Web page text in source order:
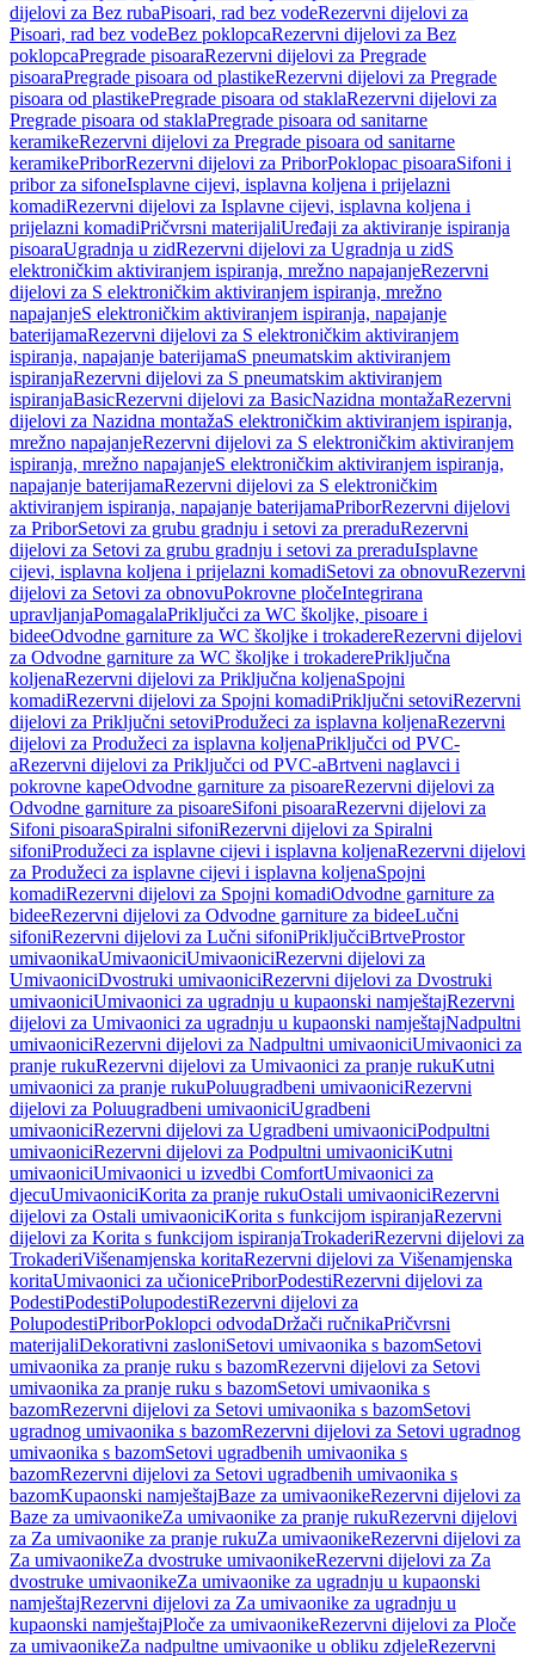
dijelovi za Bez rubaPisoari, rad bez vodeRezervni dijelovi za
Pisoari, rad bez vodeBez poklopcaRezervni dijelovi za Bez
poklopcaPregrade pisoaraRezervni dijelovi za Pregrade
pisoaraPregrade pisoara od plastikeRezervni dijelovi za Pregrade
pisoara od plastikePregrade pisoara od staklaRezervni dijelovi za
Pregrade pisoara od staklaPregrade pisoara od sanitarne
keramikeRezervni dijelovi za Pregrade pisoara od sanitarne
keramikePriborRezervni dijelovi za PriborPoklopac pisoaraSifoni i
pribor za sifoneIsplavne cijevi, isplavna koljena i prijelazni
komadiRezervni dijelovi za Isplavne cijevi, isplavna koljena i
prijelazni komadiPričvrsni materijaliUređaji za aktiviranje ispiranja
pisoaraUgradnja u zidRezervni dijelovi za Ugradnja u zidS
elektroničkim aktiviranjem ispiranja, mrežno napajanjeRezervni
dijelovi za S elektroničkim aktiviranjem ispiranja, mrežno
napajanjeS elektroničkim aktiviranjem ispiranja, napajanje
baterijamaRezervni dijelovi za S elektroničkim aktiviranjem
ispiranja, napajanje baterijamaS pneumatskim aktiviranjem
ispiranjaRezervni dijelovi za S pneumatskim aktiviranjem
ispiranjaBasicRezervni dijelovi za BasicNazidna montažaRezervni
dijelovi za Nazidna montažaS elektroničkim aktiviranjem ispiranja,
mrežno napajanjeRezervni dijelovi za S elektroničkim aktiviranjem
ispiranja, mrežno napajanjeS elektroničkim aktiviranjem ispiranja,
napajanje baterijamaRezervni dijelovi za S elektroničkim
aktiviranjem ispiranja, napajanje baterijamaPriborRezervni dijelovi
za PriborSetovi za grubu gradnju i setovi za preraduRezervni
dijelovi za Setovi za grubu gradnju i setovi za preraduIsplavne
cijevi, isplavna koljena i prijelazni komadiSetovi za obnovuRezervni
dijelovi za Setovi za obnovuPokrovne pločeIntegrirana
upravljanjaPomagalaPriključci za WC školjke, pisoare i
bideeOdvodne garniture za WC školjke i trokadereRezervni dijelovi
za Odvodne garniture za WC školjke i trokaderePriključna
koljenaRezervni dijelovi za Priključna koljenaSpojni
komadiRezervni dijelovi za Spojni komadiPriključni setoviRezervni
dijelovi za Priključni setoviProdužeci za isplavna koljenaRezervni
dijelovi za Produžeci za isplavna koljenaPriključci od PVC-
aRezervni dijelovi za Priključci od PVC-aBrtveni naglavci i
pokrovne kapeOdvodne garniture za pisoareRezervni dijelovi za
Odvodne garniture za pisoareSifoni pisoaraRezervni dijelovi za
Sifoni pisoaraSpiralni sifoniRezervni dijelovi za Spiralni
sifoniProdužeci za isplavne cijevi i isplavna koljenaRezervni dijelovi
za Produžeci za isplavne cijevi i isplavna koljenaSpojni
komadiRezervni dijelovi za Spojni komadiOdvodne garniture za
bideeRezervni dijelovi za Odvodne garniture za bideeLučni
sifoniRezervni dijelovi za Lučni sifoniPriključciBrtveProstor
umivaonikaUmivaoniciUmivaoniciRezervni dijelovi za
UmivaoniciDvostruki umivaoniciRezervni dijelovi za Dvostruki
umivaoniciUmivaonici za ugradnju u kupaonski namještajRezervni
dijelovi za Umivaonici za ugradnju u kupaonski namještajNadpultni
umivaoniciRezervni dijelovi za Nadpultni umivaoniciUmivaonici za
pranje rukuRezervni dijelovi za Umivaonici za pranje rukuKutni
umivaonici za pranje rukuPoluugradbeni umivaoniciRezervni
dijelovi za Poluugradbeni umivaoniciUgradbeni
umivaoniciRezervni dijelovi za Ugradbeni umivaoniciPodpultni
umivaoniciRezervni dijelovi za Podpultni umivaoniciKutni
umivaoniciUmivaonici u izvedbi ComfortUmivaonici za
djecuUmivaoniciKorita za pranje rukuOstali umivaoniciRezervni
dijelovi za Ostali umivaoniciKorita s funkcijom ispiranjaRezervni
dijelovi za Korita s funkcijom ispiranjaTrokaderiRezervni dijelovi za
TrokaderiVišenamjenska koritaRezervni dijelovi za Višenamjenska
koritaUmivaonici za učionicePriborPodestiRezervni dijelovi za
PodestiPodestiPolupodestiRezervni dijelovi za
PolupodestiPriborPoklopci odvodaDržači ručnikaPričvrsni
materijaliDekorativni zasloniSetovi umivaonika s bazomSetovi
umivaonika za pranje ruku s bazomRezervni dijelovi za Setovi
umivaonika za pranje ruku s bazomSetovi umivaonika s
bazomRezervni dijelovi za Setovi umivaonika s bazomSetovi
ugradnog umivaonika s bazomRezervni dijelovi za Setovi ugradnog
umivaonika s bazomSetovi ugradbenih umivaonika s
bazomRezervni dijelovi za Setovi ugradbenih umivaonika s
bazomKupaonski namještajBaze za umivaonikeRezervni dijelovi za
Baze za umivaonikeZa umivaonike za pranje rukuRezervni dijelovi
za Za umivaonike za pranje rukuZa umivaonikeRezervni dijelovi za
Za umivaonikeZa dvostruke umivaonikeRezervni dijelovi za Za
dvostruke umivaonikeZa umivaonike za ugradnju u kupaonski
namještajRezervni dijelovi za Za umivaonike za ugradnju u
kupaonski namještajPloče za umivaonikeRezervni dijelovi za Ploče
za umivaonikeZa nadpultne umivaonike u obliku zdjeleRezervni